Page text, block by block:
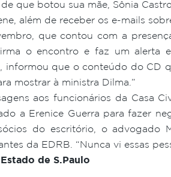
que botou sua mãe, Sônia
além de receber os e-mails
que contou com a
o encontro e faz um alerta
informou que o conteúdo do CD
mostrar à ministra Dilma.”
aos funcionários da Casa
a Erenice Guerra para fazer
do escritório, o advogado
da EDRB. “Nunca vi essas
de S.Paulo